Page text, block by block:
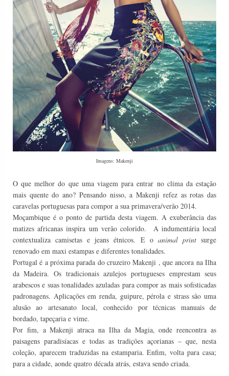
Imagens: Makenji
O que melhor do que uma viagem para entrar no clima da estação
mais quente do ano? Pensando nisso, a Makenji refez as rotas das
caravelas portuguesas para compor a sua primavera/verão 2014.
Moçambique é o ponto de partida desta viagem. A exuberância das
matizes africanas inspira um verão colorido. A indumentária local
contextualiza camisetas e jeans étnicos. E o animal print surge
renovado em maxi estampas e diferentes tonalidades.
Portugal é a próxima parada do cruzeiro Makenji , que ancora na Ilha
da Madeira. Os tradicionais azulejos portugueses emprestam seus
arabescos e suas tonalidades azuladas para compor as mais sofisticadas
padronagens. Aplicações em renda, guipure, pérola e strass são uma
alusão ao artesanato local, conhecido por técnicas manuais de
bordado, tapeçaria e vime.
Por fim, a Makenji atraca na Ilha da Magia, onde reencontra as
paisagens paradisíacas e todas as tradições açorianas – que, nesta
coleção, aparecem traduzidas na estamparia. Enfim, volta para casa;
para a cidade, aonde quatro década atrás, estava sendo criada.